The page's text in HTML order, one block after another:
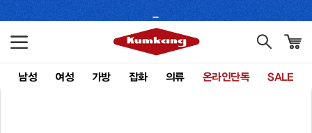
남성 여성 가방 잡화 의류 온라인단독 SALE